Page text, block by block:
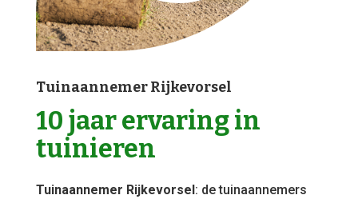
Tuinaannemer Rijkevorsel
10 jaar ervaring in
tuinieren
Tuinaannemer Rijkevorsel: de tuinaannemers